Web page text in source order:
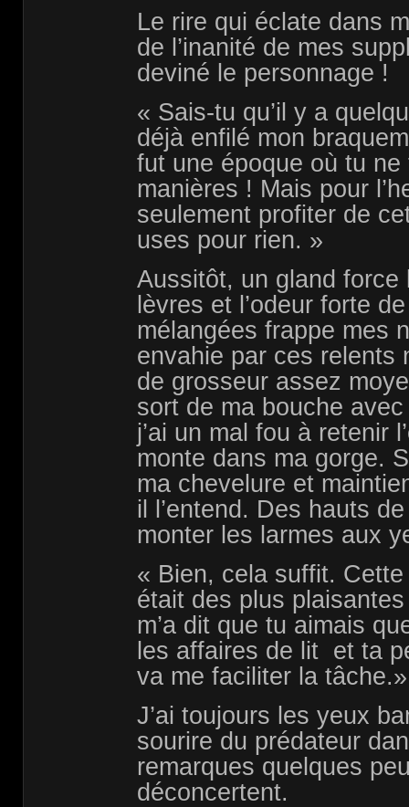
Le rire qui éclate dans
de l’inanité de mes
deviné le personnage !
« Sais-tu qu’il y a
déjà enfilé mon
fut une époque où tu
manières ! Mais pour
seulement profiter de
uses pour rien. »
Aussitôt, un gland force
lèvres et l’odeur forte
mélangées frappe mes
envahie par ces relents
de grosseur assez
sort de ma bouche
j’ai un mal fou à retenir
monte dans ma gorge.
ma chevelure et
il l’entend. Des hauts
monter les larmes aux
« Bien, cela suffit.
était des plus
m’a dit que tu aimais
les affaires de lit et ta
va me faciliter la tâche.»
J’ai toujours les yeux
sourire du prédateur
remarques quelques
déconcertent.